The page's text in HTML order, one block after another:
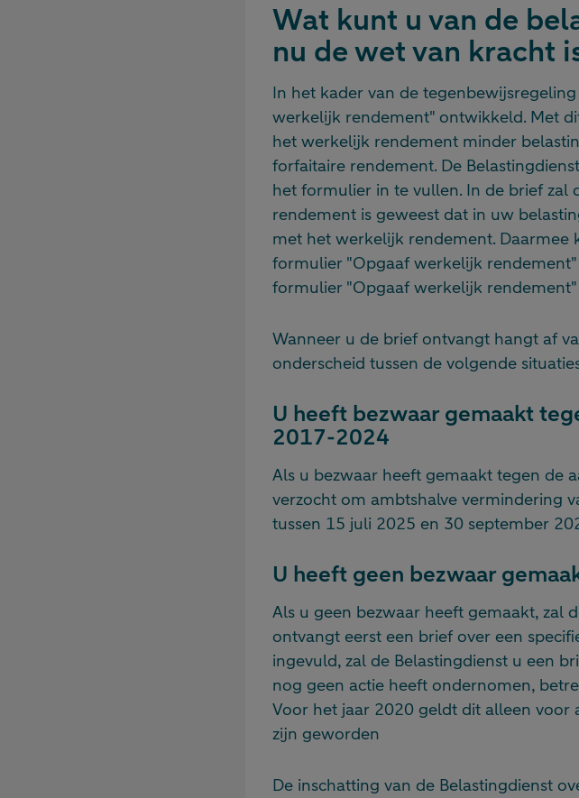
Wat kunt u van de
nu de wet van kracht
In het kader van de
werkelijk rendement" ontwikkeld. Met
het werkelijk rendement minder
forfaitaire rendement. De
het formulier in te vullen. In de brief zal
rendement is geweest dat in uw
met het werkelijk rendement.
formulier "Opgaaf werkelijk
formulier "Opgaaf werkelijk
Wanneer u de brief ontvangt hangt af
onderscheid tussen de volgende
U heeft bezwaar gemaakt
2017-2024
Als u bezwaar heeft gemaakt tegen de
verzocht om ambtshalve vermindering
tussen 15 juli 2025 en 30 september
U heeft geen bezwaar
Als u geen bezwaar heeft gemaakt, zal
ontvangt eerst een brief over een
ingevuld, zal de Belastingdienst u een
nog geen actie heeft ondernomen,
Voor het jaar 2020 geldt dit alleen
zijn geworden
De inschatting van de Belastingdienst